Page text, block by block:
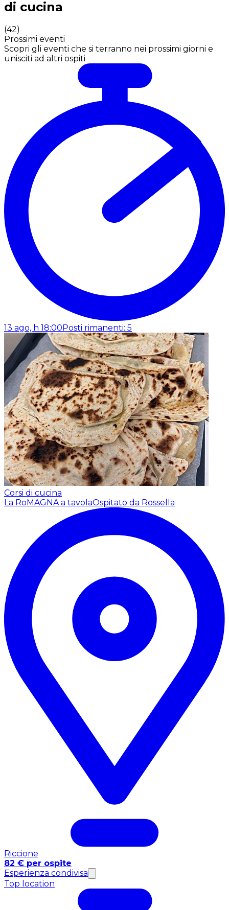
di cucina
(42)
Prossimi eventi
Scopri gli eventi che si terranno nei prossimi giorni e
unisciti ad altri ospiti
13 ago, h 18:00 Posti rimanenti: 5
Corsi di cucina
La RoMAGNA a tavolaOspitato da Rossella
Riccione
82 € per ospite
Esperienza condivisa
Top location